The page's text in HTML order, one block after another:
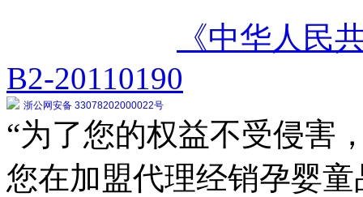
《中华人民
B2-20110190
浙公网安备 33078202000022号
“为了您的权益不受侵害
您在加盟代理经销孕婴